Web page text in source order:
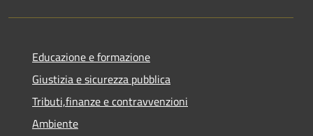
Educazione e formazione
Giustizia e sicurezza pubblica
Tributi,finanze e contravvenzioni
Ambiente